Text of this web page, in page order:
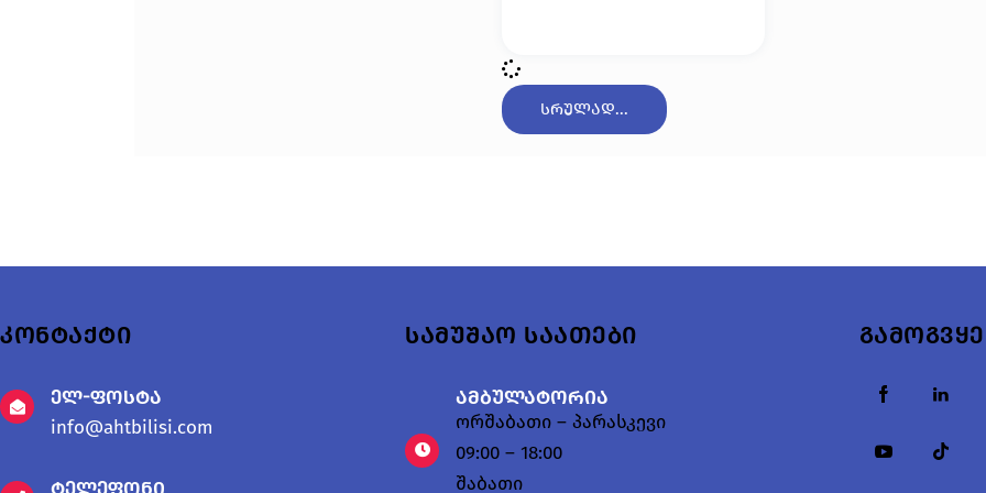
სრულად...
კონტაქტი
ელ-ფოსტა
info@ahtbilisi.com
სამუშაო საათები
ამბულატორია
ორშაბათი – პარასკევი
09:00 – 18:00
შაბათი